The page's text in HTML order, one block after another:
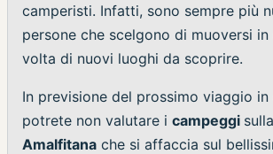
camperisti. Infatti, sono sempre più
persone che scelgono di muoversi in
volta di nuovi luoghi da scoprire.
In previsione del prossimo viaggio in
potrete non valutare i campeggi sulla
Amalfitana che si affaccia sul